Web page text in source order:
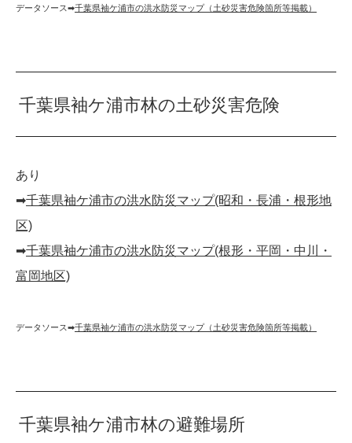
データソース➡︎千葉県袖ケ浦市の洪水防災マップ（土砂災害危険箇所等掲載）
千葉県袖ケ浦市林の土砂災害危険
あり
➡︎千葉県袖ケ浦市の洪水防災マップ(昭和・長浦・根形地
区)
➡︎千葉県袖ケ浦市の洪水防災マップ(根形・平岡・中川・
富岡地区)
データソース➡︎千葉県袖ケ浦市の洪水防災マップ（土砂災害危険箇所等掲載）
千葉県袖ケ浦市林の避難場所